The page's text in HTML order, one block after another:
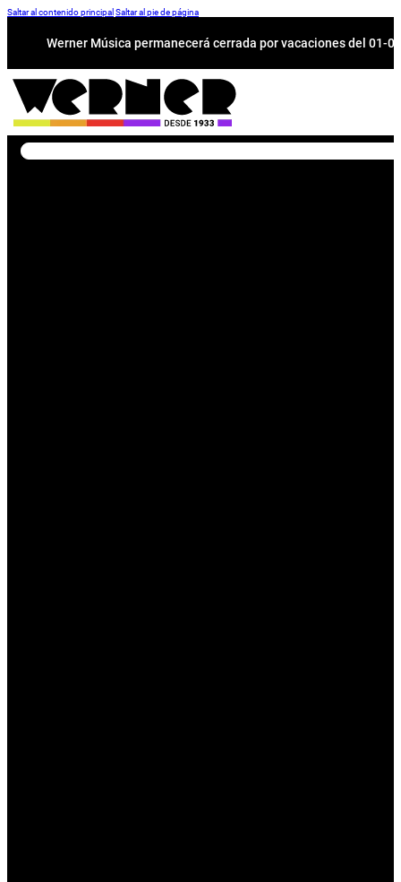
Saltar al contenido principal Saltar al pie de página
Werner Música permanecerá cerrada por vacaciones del 01-
Buscar